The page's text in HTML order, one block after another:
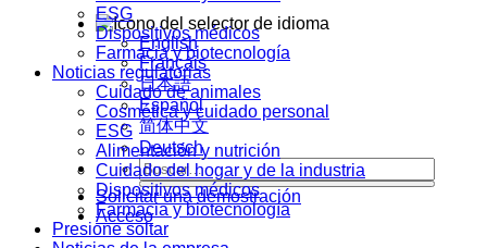
English
Français
日本語
Español
简体中文
Deutsch
Solicitar una demostración
Acceso
ESG
Dispositivos médicos
Farmacia y biotecnología
Noticias regulatorias
Cuidado de animales
Cosmética y cuidado personal
ESG
Alimentación y nutrición
Cuidado del hogar y de la industria
Dispositivos médicos
Farmacia y biotecnología
Presione soltar